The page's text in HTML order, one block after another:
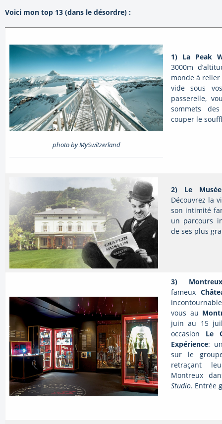
Voici mon top 13 (dans le désordre) :
photo by MySwitzerland
1) La Peak
3000m
monde à relier
vide sous
passerelle,
sommets
couper le
2) Le
Découvrez la
son intimité
un parcours
de ses plus
3)
fameux
vous au
juin au 15
occasion Le
Expérience:
sur le
retraçant
Montreux
Studio. Entrée